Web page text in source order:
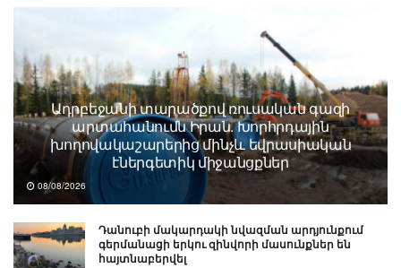
Ադրբեջանի տարածքով ռուսական գազի
արտահանումն Իրան. Խորհրդային
խողովակաշարերից մինչև եվրասիական
էներգետիկ միջանցքներ
08/08/2026
Դանուբի մակարդակի նվազման արդյունքում
գերմանացի երկու զինվորի մասունքներ են
հայտնաբերվել